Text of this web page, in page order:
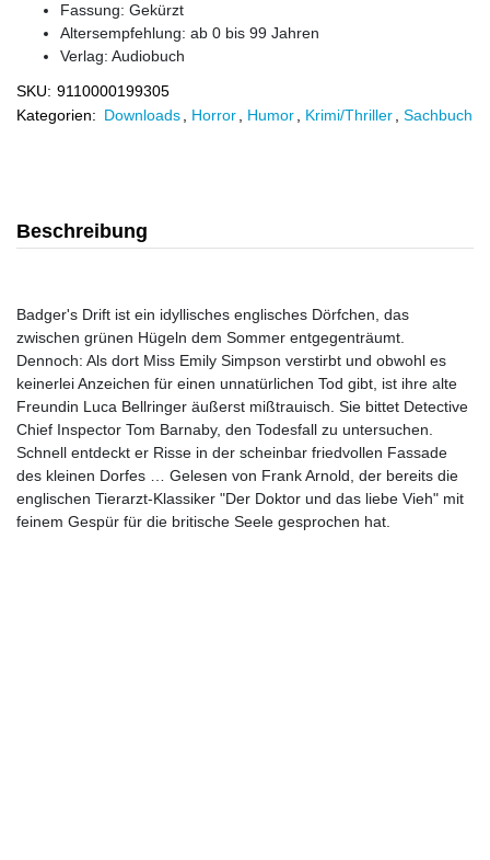
Fassung: Gekürzt
Altersempfehlung: ab 0 bis 99 Jahren
Verlag: Audiobuch
SKU: 9110000199305
Kategorien: Downloads Horror Humor Krimi/Thriller Sachbuch
Beschreibung
Badger's Drift ist ein idyllisches englisches Dörfchen, das
zwischen grünen Hügeln dem Sommer entgegenträumt.
Dennoch: Als dort Miss Emily Simpson verstirbt und obwohl es
keinerlei Anzeichen für einen unnatürlichen Tod gibt, ist ihre alte
Freundin Luca Bellringer äußerst mißtrauisch. Sie bittet Detective
Chief Inspector Tom Barnaby, den Todesfall zu untersuchen.
Schnell entdeckt er Risse in der scheinbar friedvollen Fassade
des kleinen Dorfes … Gelesen von Frank Arnold, der bereits die
englischen Tierarzt-Klassiker "Der Doktor und das liebe Vieh" mit
feinem Gespür für die britische Seele gesprochen hat.